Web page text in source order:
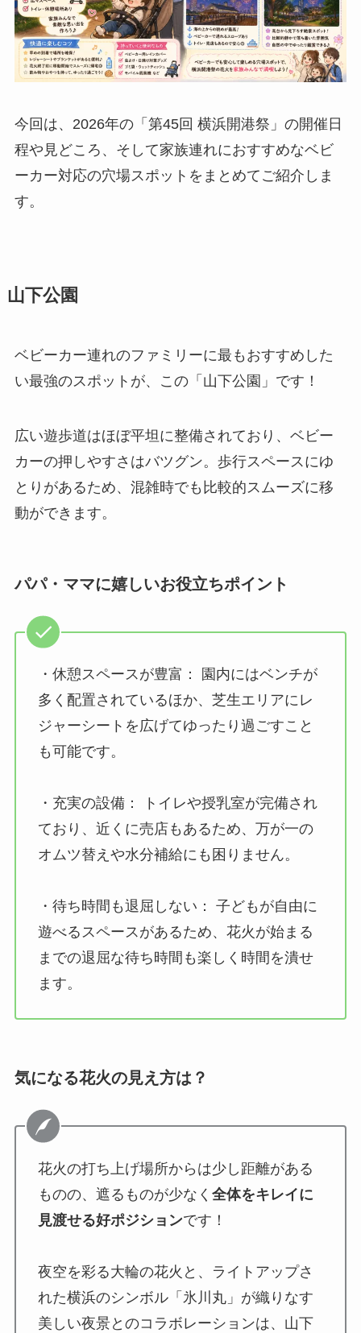
今回は、2026年の「第45回 横浜開港祭」の開催日
程や見どころ、そして家族連れにおすすめなベビ
ーカー対応の穴場スポットをまとめてご紹介しま
す。
山下公園
ベビーカー連れのファミリーに最もおすすめした
い最強のスポットが、この「山下公園」です！
広い遊歩道はほぼ平坦に整備されており、ベビー
カーの押しやすさはバツグン。歩行スペースにゆ
とりがあるため、混雑時でも比較的スムーズに移
動ができます。
パパ・ママに嬉しいお役立ちポイント
・休憩スペースが豊富： 園内にはベンチが
多く配置されているほか、芝生エリアにレ
ジャーシートを広げてゆったり過ごすこと
も可能です。
・充実の設備： トイレや授乳室が完備され
ており、近くに売店もあるため、万が一の
オムツ替えや水分補給にも困りません。
・待ち時間も退屈しない： 子どもが自由に
遊べるスペースがあるため、花火が始まる
までの退屈な待ち時間も楽しく時間を潰せ
ます。
気になる花火の見え方は？
花火の打ち上げ場所からは少し距離がある
ものの、遮るものが少なく 全体をキレイに
見渡せる好ポジションです！
夜空を彩る大輪の花火と、ライトアップさ
れた横浜のシンボル「氷川丸」が織りなす
美しい夜景とのコラボレーションは、山下